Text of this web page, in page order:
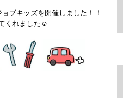
ブキッズを開催しました！！
くれました☺